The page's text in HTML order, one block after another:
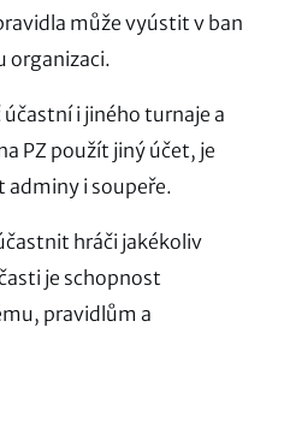
může vyústit v ban
organizaci.
účastní i jiného turnaje a
PZ použít jiný účet, je
i soupeře.
hráči jakékoliv
je schopnost
pravidlům a